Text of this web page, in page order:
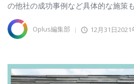
の他社の成功事例など具体的な施策
Oplus編集部 12月31日2021